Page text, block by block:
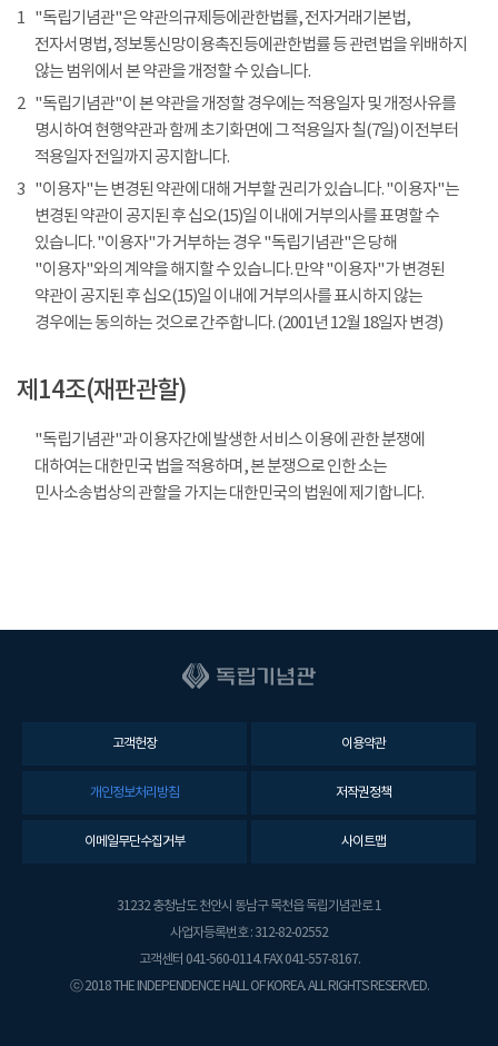
1 "독립기념관"은 약관의규제등에관한법률, 전자거래기본법,
전자서명법, 정보통신망이용촉진등에관한법률 등 관련법을 위배하지
않는 범위에서 본 약관을 개정할 수 있습니다.
2 "독립기념관"이 본 약관을 개정할 경우에는 적용일자 및 개정사유를
명시하여 현행약관과 함께 초기화면에 그 적용일자 칠(7일) 이전부터
적용일자 전일까지 공지합니다.
3 "이용자"는 변경된 약관에 대해 거부할 권리가 있습니다. "이용자"는
변경된 약관이 공지된 후 십오(15)일 이내에 거부의사를 표명할 수
있습니다. "이용자"가 거부하는 경우 "독립기념관"은 당해
"이용자"와의 계약을 해지할 수 있습니다. 만약 "이용자"가 변경된
약관이 공지된 후 십오(15)일 이내에 거부의사를 표시하지 않는
경우에는 동의하는 것으로 간주합니다. (2001년 12월 18일자 변경)
제14조(재판관할)
"독립기념관"과 이용자간에 발생한 서비스 이용에 관한 분쟁에
대하여는 대한민국 법을 적용하며, 본 분쟁으로 인한 소는
민사소송법상의 관할을 가지는 대한민국의 법원에 제기합니다.
고객헌장 이용약관
개인정보처리방침 저작권정책
이메일무단수집거부 사이트맵
31232 충청남도 천안시 동남구 목천읍 독립기념관로 1
사업자등록번호 : 312-82-02552
고객센터 041-560-0114. FAX 041-557-8167.
ⓒ 2018 THE INDEPENDENCE HALL OF KOREA. ALL RIGHTS RESERVED.